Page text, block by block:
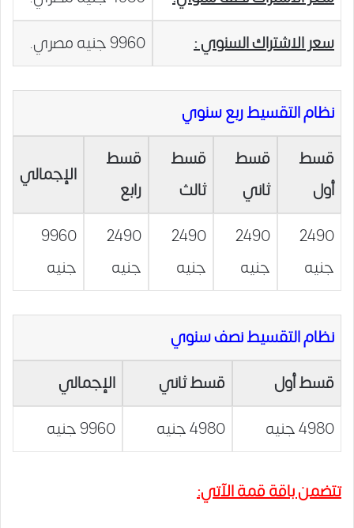
سعر الاشتراك السنوي :
9960 جنيه مصري.
نظام التقسيط ربع سنوي
قسط
أول
قسط
ثاني
قسط
ثالث
قسط
رابع
الإجمالي
2490
جنيه
2490
جنيه
2490
جنيه
2490
جنيه
9960
جنيه
نظام التقسيط نصف سنوي
قسط أول
قسط ثاني
الإجمالي
4980 جنيه
4980 جنيه 9960 جنيه
تتضمن باقة قمة الآتي: